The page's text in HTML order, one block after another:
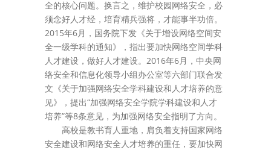
全的核心问题。换言之，维护校园网络安全，必
须念好人才经，培育精兵强将，才能事半功倍。
2015年6月，国务院下发《关于增设网络空间安
全一级学科的通知》，指出要加快网络空间学科
人才建设，做好人才建设。2016年6月，中央网
络安全和信息化领导小组办公室等六部门联合发
文《关于加强网络安全学科建设和人才培养的意
见》，提出“加强网络安全学院学科建设和人才
培养”等8条意见，为加强网络安全指明了方向。
高校是教书育人重地，肩负着支持国家网络
安全建设和网络安全人才培养的重任，要加快网